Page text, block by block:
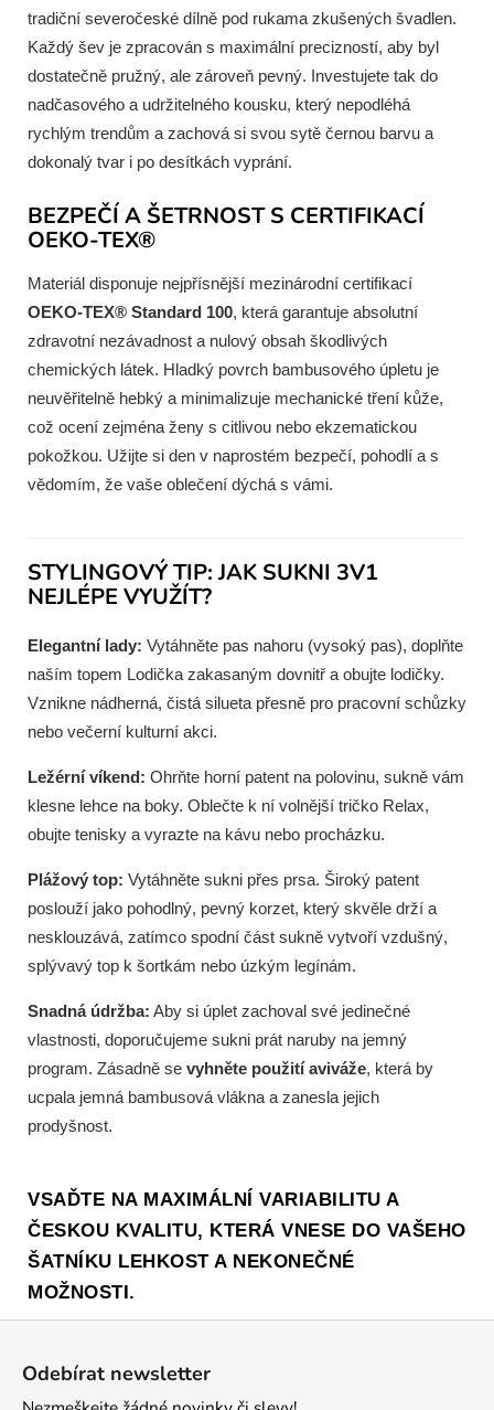
tradiční severočeské dílně pod rukama zkušených švadlen.
Každý šev je zpracován s maximální precizností, aby byl
dostatečně pružný, ale zároveň pevný. Investujete tak do
nadčasového a udržitelného kousku, který nepodléhá
rychlým trendům a zachová si svou sytě černou barvu a
dokonalý tvar i po desítkách vyprání.
BEZPEČÍ A ŠETRNOST S CERTIFIKACÍ
OEKO-TEX®
Materiál disponuje nejpřísnější mezinárodní certifikací
OEKO-TEX® Standard 100, která garantuje absolutní
zdravotní nezávadnost a nulový obsah škodlivých
chemických látek. Hladký povrch bambusového úpletu je
neuvěřitelně hebký a minimalizuje mechanické tření kůže,
což ocení zejména ženy s citlivou nebo ekzematickou
pokožkou. Užijte si den v naprostém bezpečí, pohodlí a s
vědomím, že vaše oblečení dýchá s vámi.
STYLINGOVÝ TIP: JAK SUKNI 3V1
NEJLÉPE VYUŽÍT?
Elegantní lady: Vytáhněte pas nahoru (vysoký pas), doplňte
naším topem Lodička zakasaným dovnitř a obujte lodičky.
Vznikne nádherná, čistá silueta přesně pro pracovní schůzky
nebo večerní kulturní akci.
Ležérní víkend: Ohrňte horní patent na polovinu, sukně vám
klesne lehce na boky. Oblečte k ní volnější tričko Relax,
obujte tenisky a vyrazte na kávu nebo procházku.
Plážový top: Vytáhněte sukni přes prsa. Široký patent
poslouží jako pohodlný, pevný korzet, který skvěle drží a
nesklouzává, zatímco spodní část sukně vytvoří vzdušný,
splývavý top k šortkám nebo úzkým legínám.
Snadná údržba: Aby si úplet zachoval své jedinečné
vlastnosti, doporučujeme sukni prát naruby na jemný
program. Zásadně se vyhněte použití aviváže, která by
ucpala jemná bambusová vlákna a zanesla jejich
prodyšnost.
VSAĎTE NA MAXIMÁLNÍ VARIABILITU A
ČESKOU KVALITU, KTERÁ VNESE DO VAŠEHO
ŠATNÍKU LEHKOST A NEKONEČNÉ
MOŽNOSTI.
Odebírat newsletter